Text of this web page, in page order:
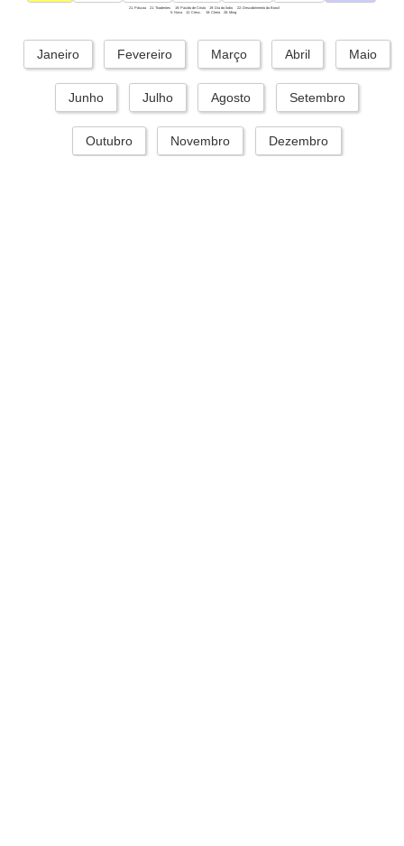
21: Páscoa 21: Tiradentes 19: Paixão de Cristo 19: Dia do Índio
22: Descobrimento do Brasil
5: Nova
12: Cresc. 19: Cheia 26: Ming.
Janeiro Fevereiro Março Abril Maio
Junho Julho Agosto Setembro
Outubro Novembro Dezembro